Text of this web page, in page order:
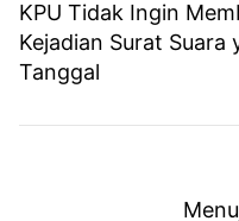
KPU Tidak Ingin
Kejadian Surat
Tanggal